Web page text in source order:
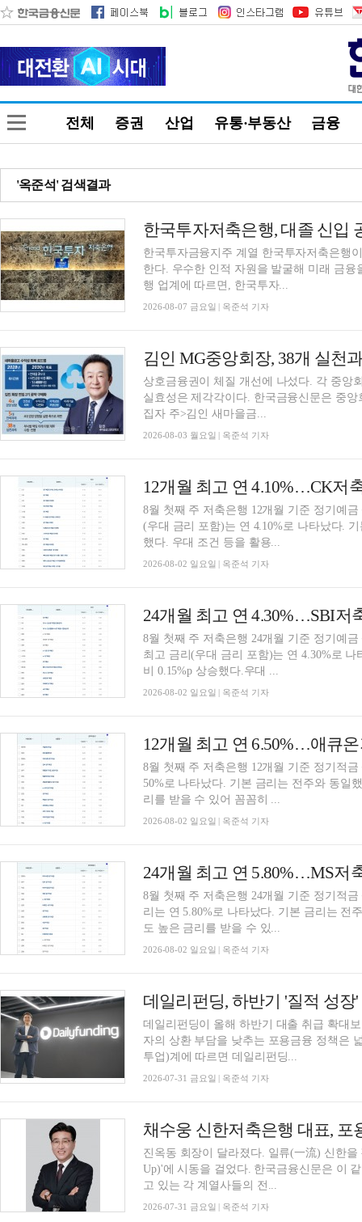
전체 증권 산업 유통·부동산 금융
'옥준석' 검색결과
한국투자금융지주 계열 한국투자저축은행
한다. 우수한 인적 자원을 발굴해 미래 금
행 업계에 따르면, 한국투자...
2026-08-07 금요일 | 옥준석 기자
상호금융권이 체질 개선에 나섰다. 각 중앙
실효성은 제각각이다. 한국금융신문은 중앙
집자 주>김인 새마을금...
2026-08-03 월요일 | 옥준석 기자
8월 첫째 주 저축은행 12개월 기준 정기예
(우대 금리 포함)는 연 4.10%로 나타났다.
했다. 우대 조건 등을 활용...
2026-08-02 일요일 | 옥준석 기자
8월 첫째 주 저축은행 24개월 기준 정기예
최고 금리(우대 금리 포함)는 연 4.30%로
비 0.15%p 상승했다.우대 ...
2026-08-02 일요일 | 옥준석 기자
8월 첫째 주 저축은행 12개월 기준 정기적
50%로 나타났다. 기본 금리는 전주와 동일
리를 받을 수 있어 꼼꼼히 ...
2026-08-02 일요일 | 옥준석 기자
8월 첫째 주 저축은행 24개월 기준 정기적
리는 연 5.80%로 나타났다. 기본 금리는 전
도 높은 금리를 받을 수 있...
2026-08-02 일요일 | 옥준석 기자
데일리펀딩이 올해 하반기 대출 취급 확대
자의 상환 부담을 낮추는 포용금융 정책은
투업)계에 따르면 데일리펀딩...
2026-07-31 금요일 | 옥준석 기자
진옥동 회장이 달라졌다. 일류(一流) 신한
Up)'에 시동을 걸었다. 한국금융신문은 이
고 있는 각 계열사들의 전...
2026-07-31 금요일 | 옥준석 기자